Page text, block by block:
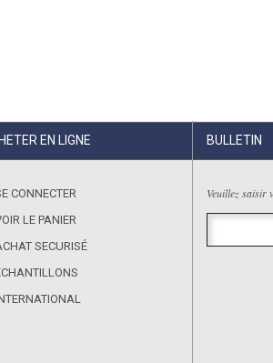
EN LIGNE
CONNECTER
LE PANIER
SECURISÉ
BULLETIN
Veuillez saisir